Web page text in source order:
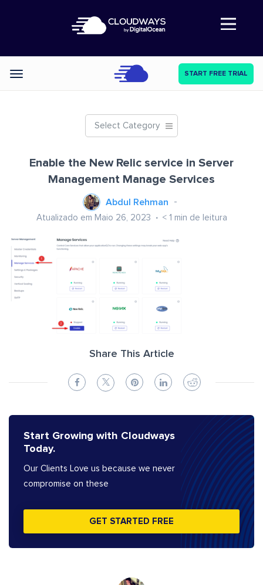
Abre a navegação
Categories START FREE TRIAL
Select Category
Enable the New Relic service in Server
Management Manage Services
Abdul Rehman
Atualizado em Maio 26, 2023 < 1 min de leitura
Share This Article
Start Growing with Cloudways
Today.
Our Clients Love us because we never
compromise on these
GET STARTED FREE